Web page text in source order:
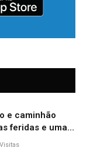
e caminhão
feridas e uma
Visitas